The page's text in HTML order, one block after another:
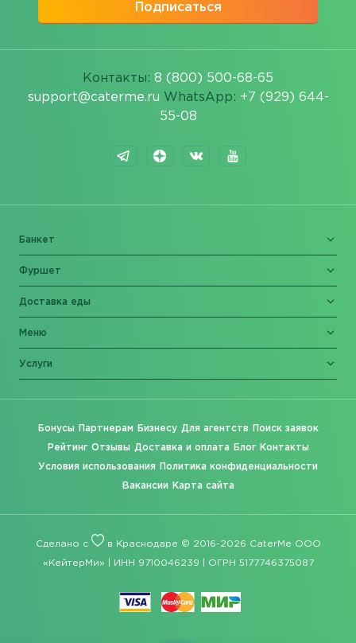
Подписаться
Контакты: 8 (800) 500-68-65
support@caterme.ru WhatsApp: +7 (929) 644-
55-08
Банкет
Фуршет
Доставка еды
Меню
Услуги
Бонусы Партнерам Бизнесу Для агентств Поиск заявок
Рейтинг Отзывы Доставка и оплата Блог Контакты
Условия использования Политика конфиденциальности
Вакансии Карта сайта
Сделано с в Краснодаре © 2016-2026 CaterMe ООО
«КейтерМи» | ИНН 9710046239 | ОГРН 5177746375087